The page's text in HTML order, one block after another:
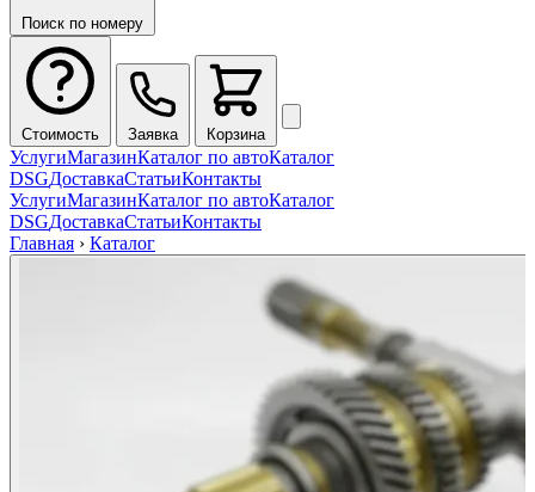
Поиск по номеру
Стоимость Заявка Корзина
УслугиМагазинКаталог по автоКаталог
DSGДоставкаСтатьиКонтакты
УслугиМагазинКаталог по автоКаталог
DSGДоставкаСтатьиКонтакты
Главная › Каталог